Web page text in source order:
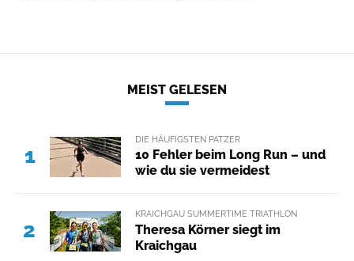
MEIST GELESEN
1
DIE HÄUFIGSTEN PATZER
10 Fehler beim Long Run – und
wie du sie vermeidest
2
KRAICHGAU SUMMERTIME TRIATHLON
Theresa Körner siegt im
Kraichgau